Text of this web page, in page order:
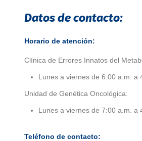
Datos de contacto:
Horario de atención:
Clínica de Errores Innatos del
Lunes a viernes de 6:00 a.m. a
Unidad de Genética Oncológica:
Lunes a viernes de 7:00 a.m. a
Teléfono de contacto: